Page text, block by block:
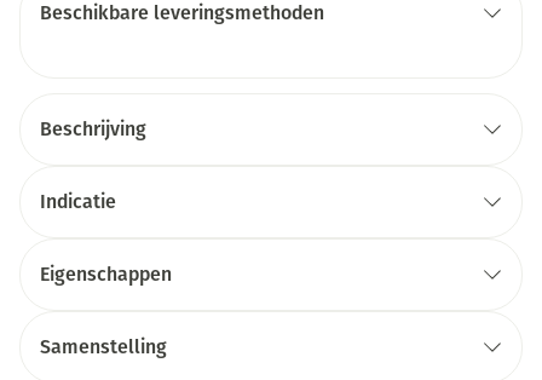
Beschikbare leveringsmethoden
Beschrijving
Indicatie
Eigenschappen
Samenstelling